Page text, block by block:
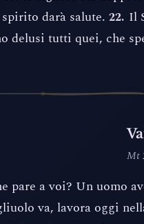
darà salute. 22. Il
delusi tutti quei, che
Mt
pare a voi? Un uomo
va, lavora oggi